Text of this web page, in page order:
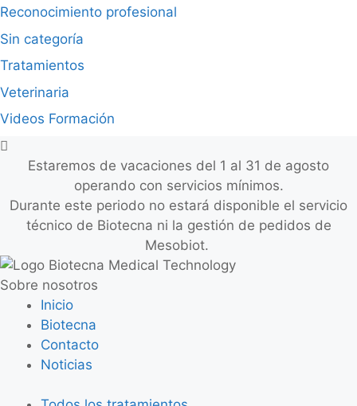
Reconocimiento profesional
Sin categoría
Tratamientos
Veterinaria
Videos Formación
Estaremos de vacaciones del 1 al 31 de agosto
operando con servicios mínimos.
Durante este periodo no estará disponible el servicio
técnico de Biotecna ni la gestión de pedidos de
Mesobiot.
Sobre nosotros
Inicio
Biotecna
Contacto
Noticias